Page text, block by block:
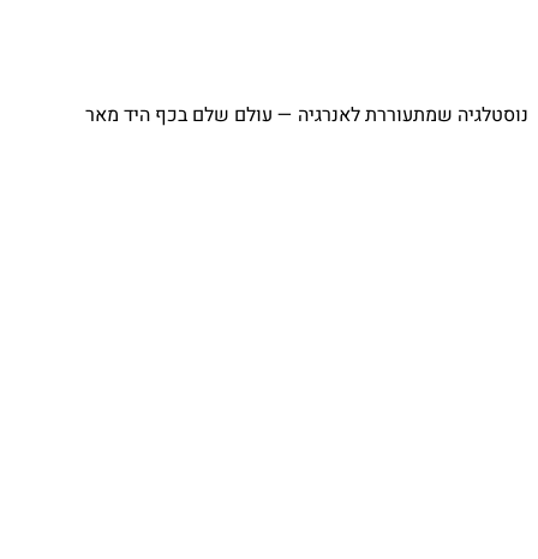
שמתעוררת לאנרגיה — עולם שלם בכף היד מאר